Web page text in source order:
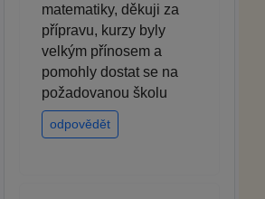
matematiky, děkuji za
přípravu, kurzy byly
velkým přínosem a
pomohly dostat se na
požadovanou školu
odpovědět